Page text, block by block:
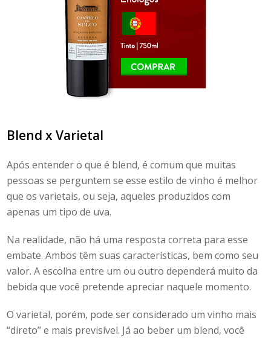
Blend x Varietal
Após entendero que é blend, é comum que muitas
pessoas se perguntem se esse estilo de vinho é melhor
que os varietais, ou seja, aqueles produzidos com
apenas um tipo de uva.
Na realidade, não há uma resposta correta para esse
embate. Ambos têm suas características, bem como seu
valor. A escolha entre um ou outro dependerá muito da
bebida que você pretende apreciar naquele momento.
O varietal, porém, pode ser considerado um vinho mais
“direto” e mais previsível. Já ao beber um blend, você